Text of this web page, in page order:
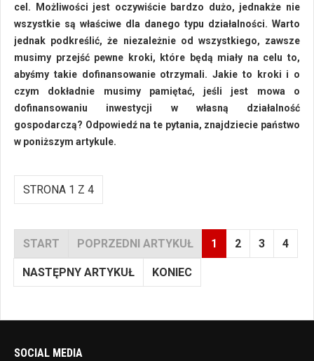
cel. Możliwości jest oczywiście bardzo dużo, jednakże nie
wszystkie są właściwe dla danego typu działalności. Warto
jednak podkreślić, że niezależnie od wszystkiego, zawsze
musimy przejść pewne kroki, które będą miały na celu to,
abyśmy takie dofinansowanie otrzymali. Jakie to kroki i o
czym dokładnie musimy pamiętać, jeśli jest mowa o
dofinansowaniu inwestycji w własną działalność
gospodarczą? Odpowiedź na te pytania, znajdziecie państwo
w poniższym artykule.
STRONA 1 Z 4
START POPRZEDNI ARTYKUŁ 1 2 3 4
NASTĘPNY ARTYKUŁ KONIEC
SOCIAL MEDIA